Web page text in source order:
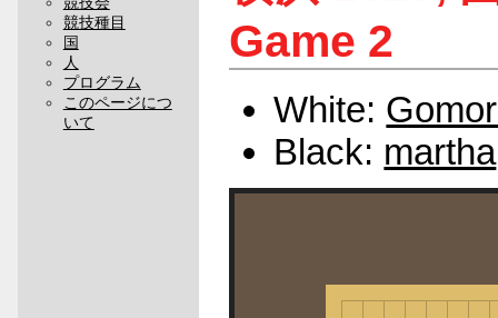
競技種目
国
人
プログラム
このページにつ
いて
Game 2
White:
Black: martha